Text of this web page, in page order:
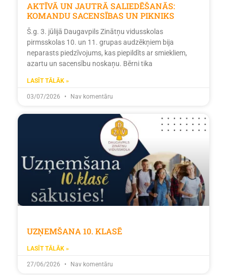
AKTĪVĀ UN JAUTRĀ SALIEDĒŠANĀS:
KOMANDU SACENSĪBAS UN PIKNIKS
Š.g. 3. jūlijā Daugavpils Zinātņu vidusskolas
pirmsskolas 10. un 11. grupas audzēkņiem bija
neparasts piedzīvojums, kas piepildīts ar smiekliem,
azartu un sacensību noskaņu. Bērni tika
LASĪT TĀLĀK »
03/07/2026 Nav komentāru
UZŅEMŠANA 10. KLASĒ
LASĪT TĀLĀK »
27/06/2026 Nav komentāru